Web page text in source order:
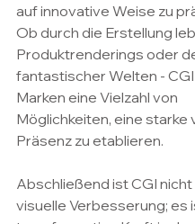
auf innovative Weise zu
Ob durch die Erstellung
Produktrenderings oder
fantastischer Welten -
Marken eine Vielzahl von
Möglichkeiten, eine starke
Präsenz zu etablieren.
Abschließend ist CGI nicht
visuelle Verbesserung; es